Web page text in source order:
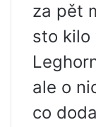
za pět
sto kilo
ale o
co